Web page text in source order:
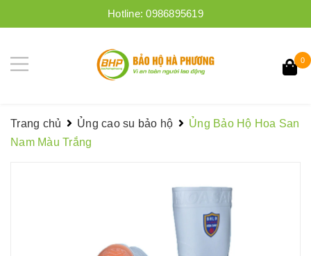
Hotline:0986895619
0
Trang chủ Ủng cao su bảo hộ
Ủng Bảo Hộ Hoa San
Nam Màu Trắng